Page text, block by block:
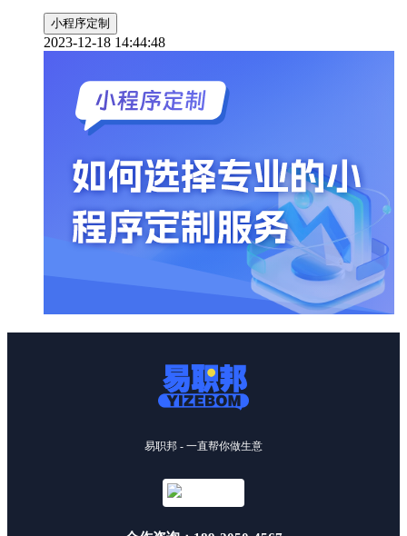
小程序定制
2023-12-18 14:44:48
易职邦 - 一直帮你做生意